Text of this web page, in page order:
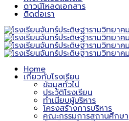
ดาวน์โหลดเอกสาร
ติดต่อเรา
Home
เกี่ยวกับโรงเรียน
ข้อมูลทั่วไป
ประวัติโรงเรียน
ทำเนียบผู้บริหาร
โครงสร้างการบริหาร
คณะกรรมการสถานศึกษา